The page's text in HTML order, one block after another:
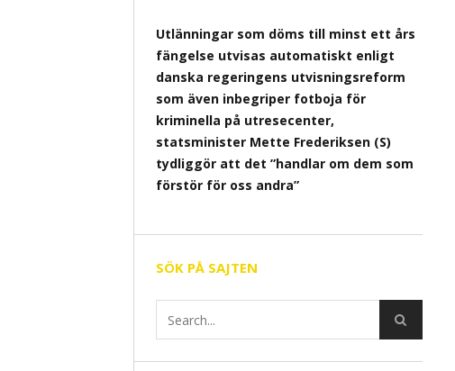
Utlänningar som döms till minst ett års
fängelse utvisas automatiskt enligt
danska regeringens utvisningsreform
som även inbegriper fotboja för
kriminella på utresecenter,
statsminister Mette Frederiksen (S)
tydliggör att det ”handlar om dem som
förstör för oss andra”
SÖK PÅ SAJTEN